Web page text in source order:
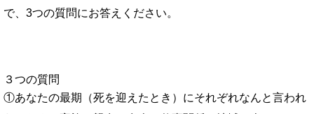
で、3つの質問にお答えください。
３つの質問
①あなたの最期（死を迎えたとき）にそれぞれなんと言われ